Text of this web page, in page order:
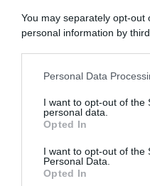
You may separately opt-
personal information by
This information may also
disclose it to other third
Please note that this
services and may gather
not limited to your visit or
grant or deny consent to
Personal Data
I want to opt-out of the
personal data.
Opted In
I want to opt-out of the
Personal Data.
Opted In
ARTICOLI RECENTI
“A tavola con Csaba”:
Giusina Battaglia
“Giusina in cucina”: